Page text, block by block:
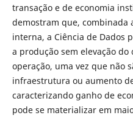
transação e de economia
demostram que, combinada
interna, a Ciência de Dados
a produção sem elevação
operação, uma vez que não
infraestrutura ou aumento
caracterizando ganho de
pode se materializar em